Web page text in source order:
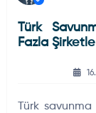
Türk
Fazla Şirketle
Türk